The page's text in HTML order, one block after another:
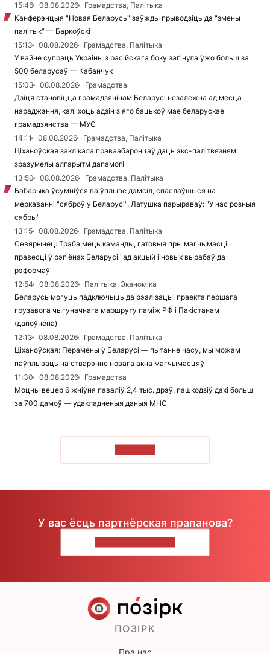
15:46
08.08.2026
Грамадства, Палітыка
Канферэнцыя "Новая Беларусь" заўжды прыводзіць да "змены
палітык" — Баркоўскі
15:13
08.08.2026
Грамадства, Палітыка
У вайне супраць Украіны з расійскага боку загінула ўжо больш за
500 беларусаў — Кабанчук
15:03
08.08.2026
Грамадства
Дзіця становіцца грамадзянінам Беларусі незалежна ад месца
нараджэння, калі хоць адзін з яго бацькоў мае беларускае
грамадзянства — МУС
14:11
08.08.2026
Грамадства, Палітыка
Ціханоўская заклікала праваабаронцаў даць экс-палітвязням
зразумелы алгарытм дапамогі
13:50
08.08.2026
Грамадства, Палітыка
Бабарыка ўсумніўся ва ўплыве дэмсіл, спаслаўшыся на
меркаванні "сяброў у Беларусі", Латушка парыраваў: "У нас розныя
сябры"
13:15
08.08.2026
Грамадства, Палітыка
Севярынец: Трэба мець каманды, гатовыя пры магчымасці
правесці ў рэгіёнах Беларусі "ад акцый і новых вырабаў да
рэформаў"
12:54
08.08.2026
Палітыка, Эканоміка
Беларусь могуць падключыць да рэалізацыі праекта першага
грузавога чыгуначнага маршруту паміж РФ і Пакістанам
(дапоўнена)
12:13
08.08.2026
Грамадства, Палітыка
Ціханоўская: Перамены ў Беларусі — пытанне часу, мы можам
паўплываць на стварэнне новага акна магчымасцяў
11:30
08.08.2026
Грамадства
Моцны вецер 6 жніўня паваліў 2,4 тыс. дрэў, пашкодзіў дахі больш
за 700 дамоў — удакладненыя даныя МНС
У вас ёсць партнёрская прапанова?
ПОЗІРК
Пра нас